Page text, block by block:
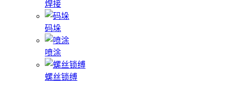
焊接
码垛
喷涂
螺丝锁缚